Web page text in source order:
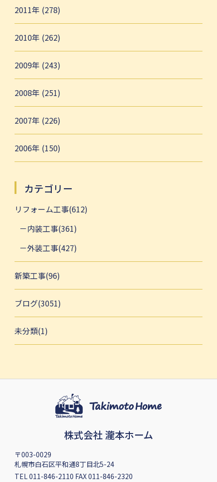
2011年 (278)
2010年 (262)
2009年 (243)
2008年 (251)
2007年 (226)
2006年 (150)
カテゴリー
リフォーム工事(612)
内装工事(361)
外装工事(427)
新築工事(96)
ブログ(3051)
未分類(1)
株式会社 瀧本ホーム
〒003-0029
札幌市白石区平和通8丁目北5-24
TEL 011-846-2110 FAX 011-846-2320